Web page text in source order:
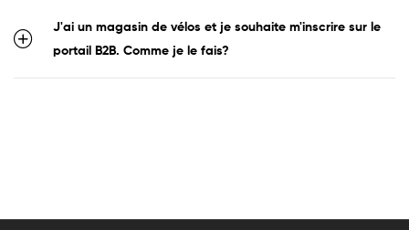
J'ai un magasin de vélos et je souhaite m'inscrire sur le
portail B2B. Comme je le fais?